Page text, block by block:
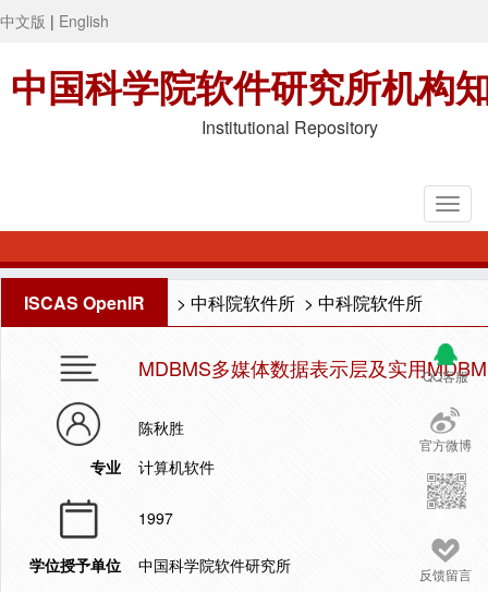
中文版 | English
中国科学院软件研究所机构
Institutional Repository
ISCAS OpenIR > 中科院软件所 > 中科院软件所
QQ客服
官方微博
反馈留言
MDBMS多媒体数据表示层及实用
陈秋胜
专业
计算机软件
1997
学位授予单位
中国科学院软件研究所